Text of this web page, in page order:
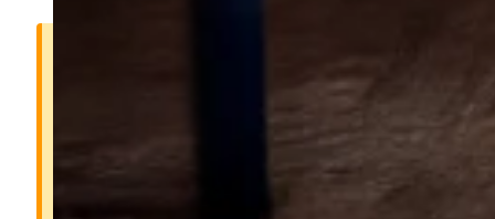
Risikoen ved hvepse
Hvepse kan være aggressive, især
på sommeren, hvor de søger søde